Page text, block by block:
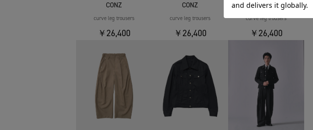
CONZ
curve leg trousers
￥26,400
CONZ
curve leg trousers
￥26,400
CONZ
curve leg trousers
￥26,400